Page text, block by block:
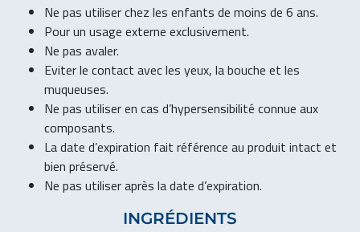
Ne pas utiliser chez les enfants de moins de 6 ans.
Pour un usage externe exclusivement.
Ne pas avaler.
Eviter le contact avec les yeux, la bouche et les
muqueuses.
Ne pas utiliser en cas d’hypersensibilité connue aux
composants.
La date d’expiration fait référence au produit intact et
bien préservé.
Ne pas utiliser après la date d’expiration.
INGRÉDIENTS